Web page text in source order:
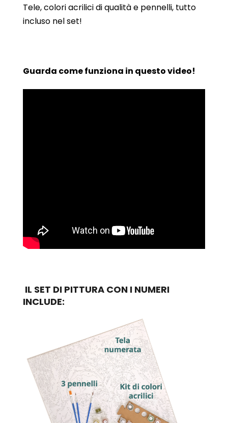
Tele, colori acrilici di qualità e pennelli, tutto
incluso nel set!
Guarda come funziona in questo video!
IL SET DI PITTURA CON I NUMERI
INCLUDE: